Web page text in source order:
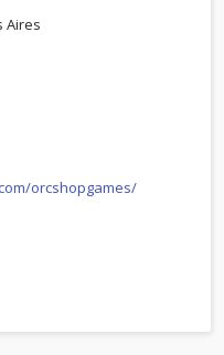
Aires
orcshopgames/